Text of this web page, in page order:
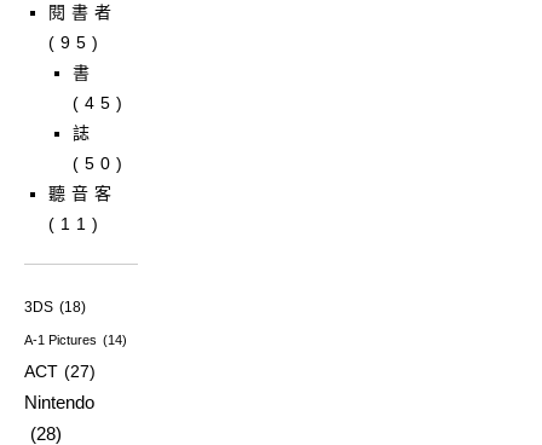
閱書者
(95)
書
(45)
誌
(50)
聽音客
(11)
3DS (18)
A-1 Pictures (14)
ACT (27)
Nintendo
(28)